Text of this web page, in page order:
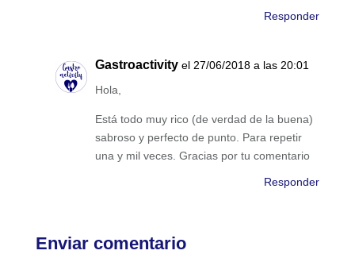
Responder
Gastroactivity el 27/06/2018 a las 20:01
Hola,
Está todo muy rico (de verdad de la buena)
sabroso y perfecto de punto. Para repetir
una y mil veces. Gracias por tu comentario
Responder
Enviar comentario